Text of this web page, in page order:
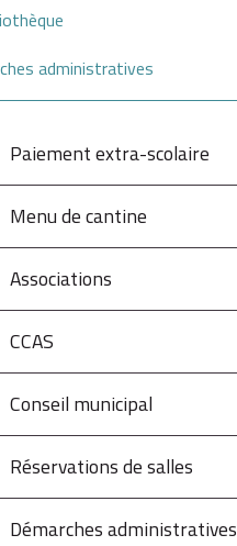
administratives
Paiement extra-scolaire
Menu de cantine
Associations
CCAS
Conseil municipal
Réservations de salles
Démarches administratives